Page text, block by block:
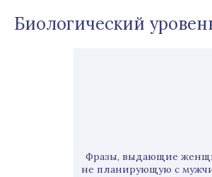
Биологический
Фразы, выдающие
не планирующую с